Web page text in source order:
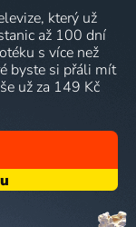
který už
až 100 dní
s více než
byste si přáli mít
už za 149 Kč